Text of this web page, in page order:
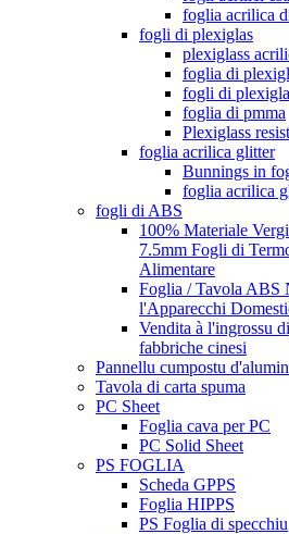
foglia acrilica
fogli di plexiglas
plexiglass
foglia di
fogli di
foglia di pmma
Plexiglass
foglia acrilica glitter
Bunnings in
foglia acrilica
fogli di ABS
100% Materiale
7.5mm Fogli di
Alimentare
Foglia / Tavola ABS
l'Apparecchi
Vendita à l'ingrossu
fabbriche cinesi
Pannellu cumpostu
Tavola di carta spuma
PC Sheet
Foglia cava per PC
PC Solid Sheet
PS FOGLIA
Scheda GPPS
Foglia HIPPS
PS Foglia di specchiu